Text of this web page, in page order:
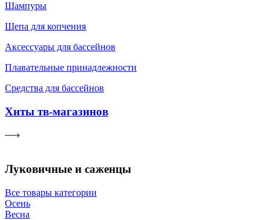
Шампуры
Щепа для копчения
Аксессуары для бассейнов
Плавательные принадлежности
Средства для бассейнов
Хиты тв-магазинов
Луковичные и саженцы
Все товары категории
Осень
Весна